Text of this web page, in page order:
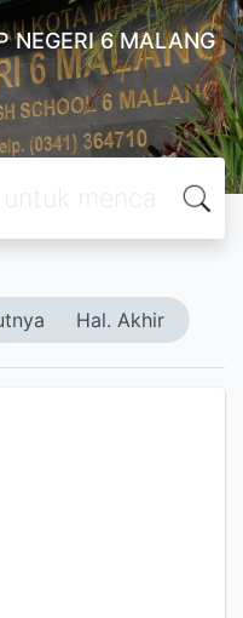
NEGERI 6 MALANG
Hal. Akhir